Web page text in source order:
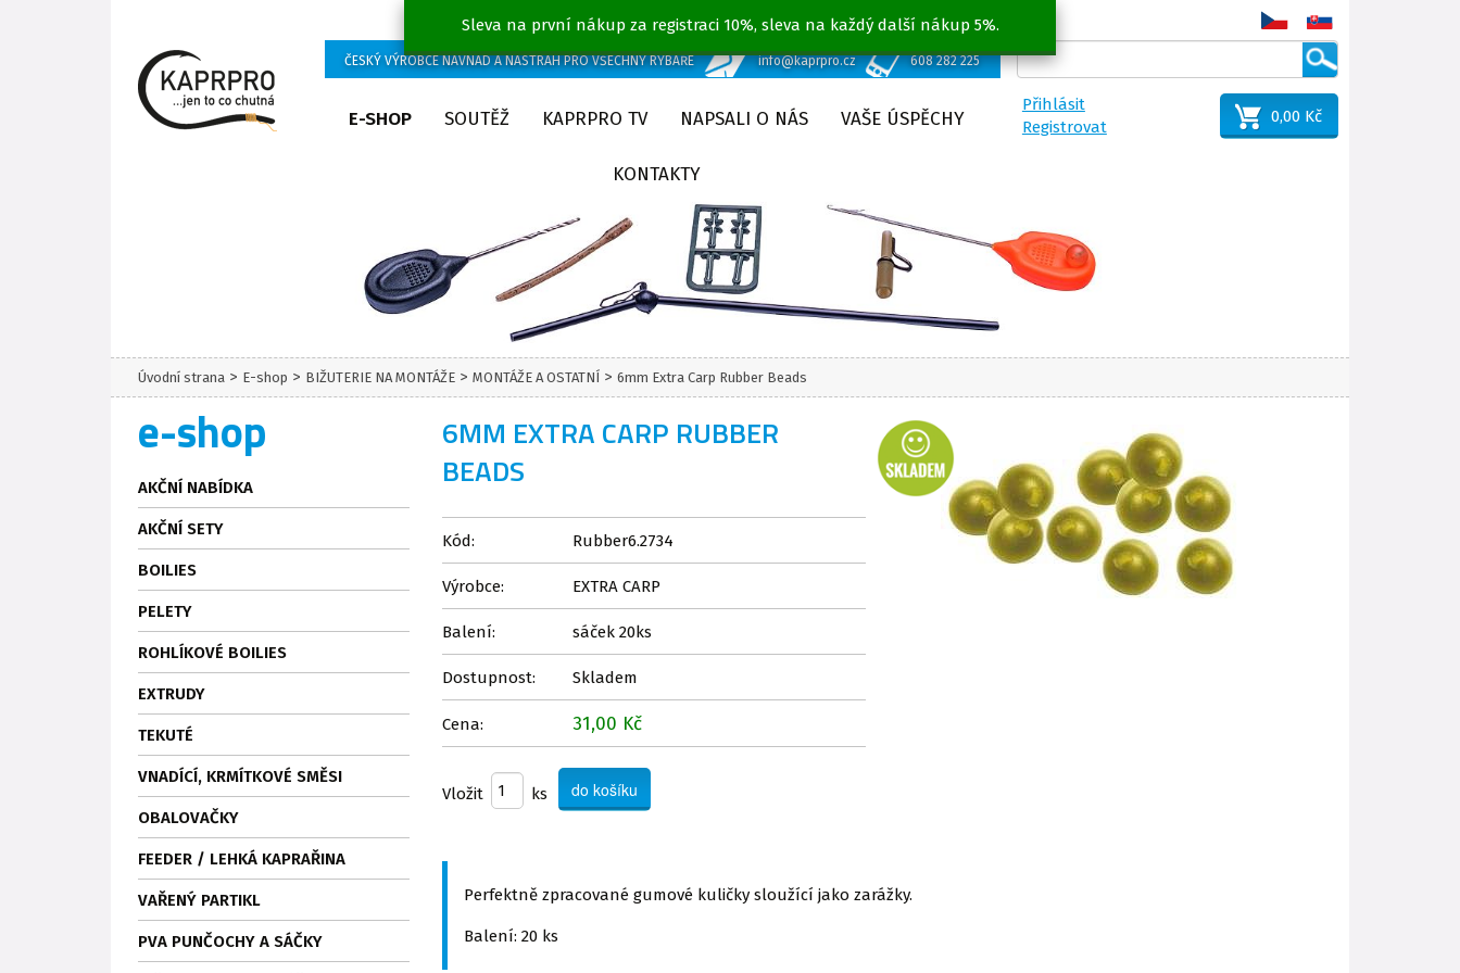
Sleva na první nákup za registraci 10%, sleva na každý další nákup 5%.
ČESKÝ VÝROBCE NÁVNAD A NÁSTRAH PRO VŠECHNY RYBÁŘE info@kaprpro.cz 608 282 225
E-SHOP SOUTĚŽ KAPRPRO TV NAPSALI O NÁS VAŠE ÚSPĚCHY
KONTAKTY
Přihlásit
Registrovat
0,00 Kč
Úvodní strana > E-shop > BIŽUTERIE NA MONTÁŽE > MONTÁŽE A OSTATNÍ > 6mm Extra Carp Rubber Beads
e-shop
AKČNÍ NABÍDKA
AKČNÍ SETY
BOILIES
PELETY
ROHLÍKOVÉ BOILIES
EXTRUDY
TEKUTÉ
VNADÍCÍ, KRMÍTKOVÉ SMĚSI
OBALOVAČKY
FEEDER / LEHKÁ KAPRAŘINA
VAŘENÝ PARTIKL
PVA PUNČOCHY A SÁČKY
6MM EXTRA CARP RUBBER
BEADS
Kód: Rubber6.2734
Výrobce: EXTRA CARP
Balení: sáček 20ks
Dostupnost: Skladem
Cena: 31,00 Kč
Vložit ks
Perfektně zpracované gumové kuličky sloužící jako zarážky.
Balení: 20 ks